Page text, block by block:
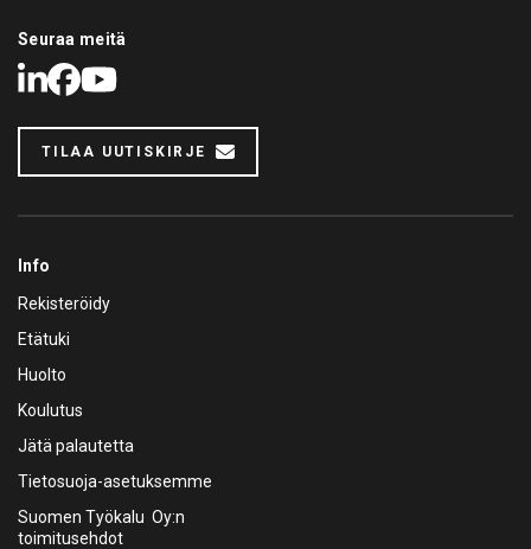
Seuraa meitä
LinkedIn
Facebook
Youtube
TILAA UUTISKIRJE
Info
Rekisteröidy
Etätuki
Huolto
Koulutus
Jätä palautetta
Tietosuoja-asetuksemme
Suomen Työkalu Oy:n
toimitusehdot